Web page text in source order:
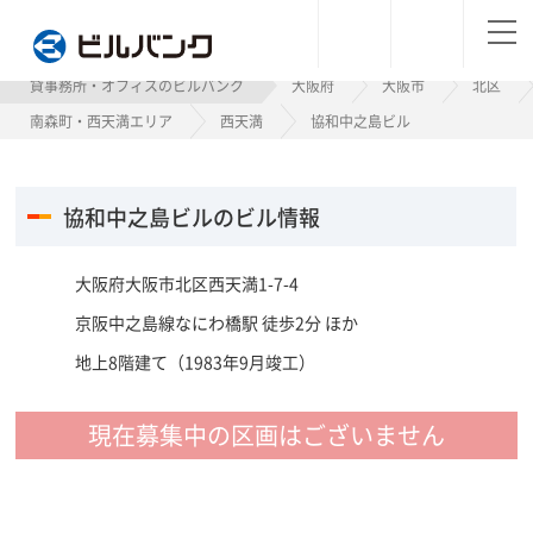
ビルバンク
貸事務所・オフィスのビルバンク 大阪府 大阪市
北区
南森町・西天満エリア
西天満 協和中之島ビル
協和中之島ビルのビル情報
大阪府大阪市北区西天満1-7-4
京阪中之島線なにわ橋駅 徒歩2分 ほか
地上8階建て（1983年9月竣工）
現在募集中の区画はございません